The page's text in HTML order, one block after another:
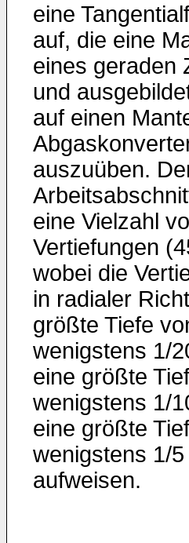
eine
auf, die eine
eines geraden
und
auf einen
auszuüben.
eine Vielzahl
Vertiefungen
wobei die
in radialer
größte Tiefe
wenigstens 1/
eine größte
wenigstens 1/
eine größte
wenigstens 1/5
aufweisen.